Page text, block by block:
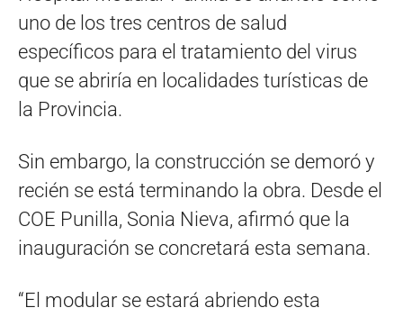
uno de los tres centros de salud
específicos para el tratamiento del virus
que se abriría en localidades turísticas de
la Provincia.
Sin embargo, la construcción se demoró y
recién se está terminando la obra. Desde el
COE Punilla, Sonia Nieva, afirmó que la
inauguración se concretará esta semana.
“El modular se estará abriendo esta